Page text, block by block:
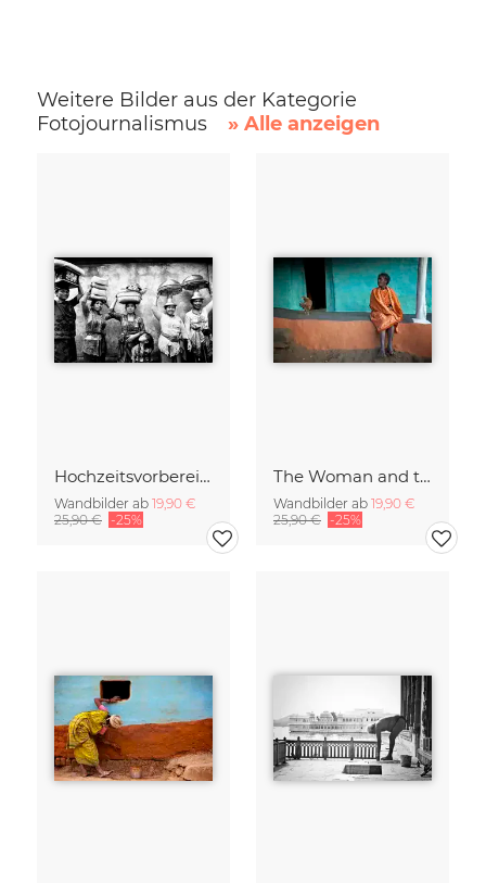
Weitere Bilder aus der Kategorie
Fotojournalismus
» Alle anzeigen
Hochzeitsvorbereitungen
Wandbilder ab 19,90 €
25,90 € -25%
The Woman and the Chicken
Wandbilder ab 19,90 €
25,90 € -25%